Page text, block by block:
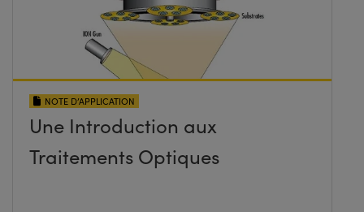
NOTE D’APPLICATION
Une Introduction aux
Traitements Optiques